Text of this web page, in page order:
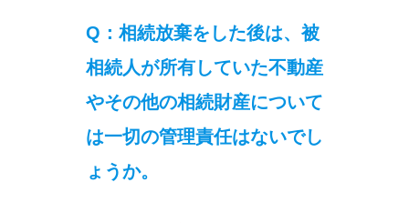
Q：相続放棄をした後は、被
相続人が所有していた不動産
やその他の相続財産について
は一切の管理責任はないでし
ょうか。